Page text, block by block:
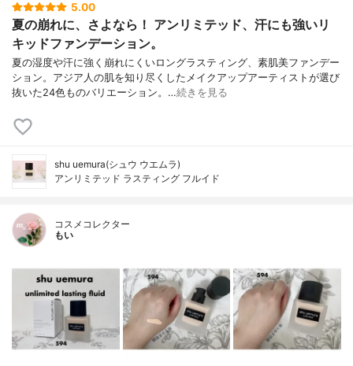
5.00
夏の崩れに、さよなら！ アンリミテッド、汗にも強いリ
キッドファンデーション。
夏の湿度や汗に強く崩れにくいロングラスティング、素肌美ファンデー
ション。アジア人の肌を知り尽くしたメイクアップアーティストが選び
抜いた24色ものバリエーション。…続きを見る
shu uemura(シュウ ウエムラ)
アンリミテッド ラスティング フルイド
コスメコレクター
もい